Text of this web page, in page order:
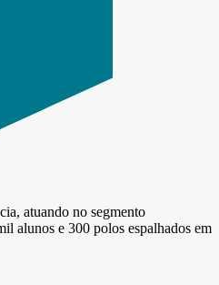
atuando no segmento
alunos e 300 polos espalhados em